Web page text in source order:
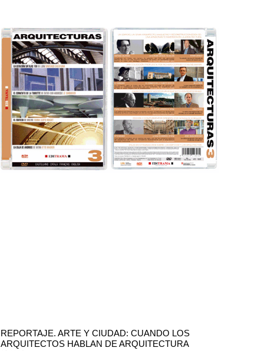
REPORTAJE. ARTE Y CIUDAD: CUANDO LOS
ARQUITECTOS HABLAN DE ARQUITECTURA